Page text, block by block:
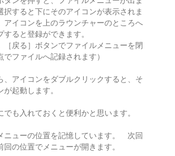
択すると下にそのアイコンが表示されま
イコンを上のラウンチャーのところへ
すると登録ができます。
［戻る］ボタンでファイルメニューを閉
でファイルへ記録されます）
アイコンをダブルクリックすると、そ
起動します。
も入れておくと便利かと思います。
ニューの位置を記憶しています。 次回
の位置でメニューが開きます。